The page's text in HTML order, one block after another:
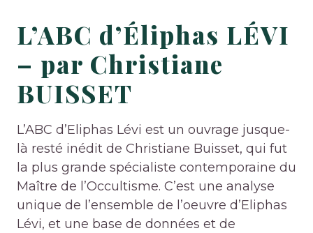
L’ABC d’Éliphas LÉVI
– par Christiane
BUISSET
L’ABC d’Eliphas Lévi est un ouvrage jusque-
là resté inédit de Christiane Buisset, qui fut
la plus grande spécialiste contemporaine du
Maître de l’Occultisme. C’est une analyse
unique de l’ensemble de l’oeuvre d’Eliphas
Lévi, et une base de données et de